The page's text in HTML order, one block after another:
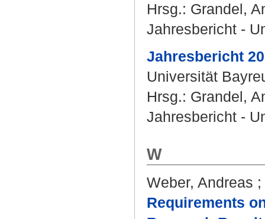
Hrsg.: Grandel,
Jahresbericht -
Jahresbericht
Universität
Hrsg.: Grandel,
Jahresbericht -
W
Weber, Andreas ;
Requirements